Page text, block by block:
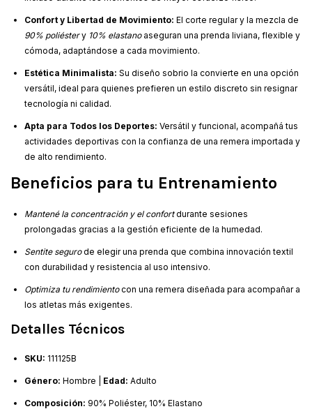
Confort y Libertad de Movimiento: El corte regular y la mezcla de
90% poliéstery 10% elastanoaseguran una prenda liviana, flexible y
cómoda, adaptándose a cada movimiento.
Estética Minimalista: Su diseño sobrio la convierte en una opción
versátil, ideal para quienes prefieren un estilo discreto sin resignar
tecnología ni calidad.
Apta para Todos los Deportes: Versátil y funcional, acompañá tus
actividades deportivas con la confianza de una remera importada y
de alto rendimiento.
Beneficios para tu Entrenamiento
Mantené la concentración y el confortdurante sesiones
prolongadas gracias a la gestión eficiente de la humedad.
Sentite segurode elegir una prenda que combina innovación textil
con durabilidad y resistencia al uso intensivo.
Optimiza tu rendimientocon una remera diseñada para acompañar a
los atletas más exigentes.
Detalles Técnicos
SKU: 111125B
Género: Hombre | Edad: Adulto
Composición: 90% Poliéster, 10% Elastano